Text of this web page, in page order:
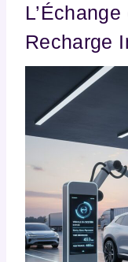
Recharge